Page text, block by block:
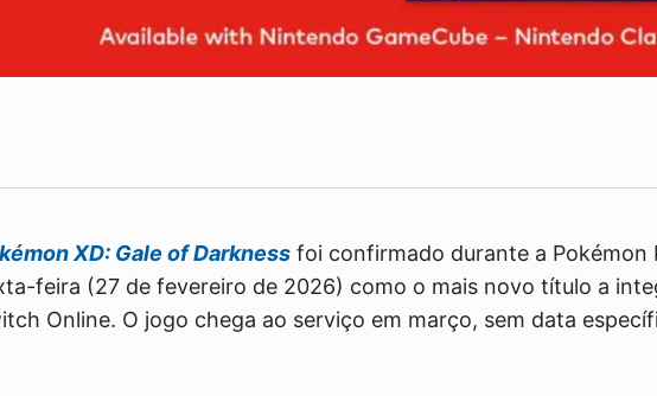
XD: Gale of Darkness foi confirmado durante a Pokémon
feira (27 de fevereiro de 2026) como o mais novo título a
Online. O jogo chega ao serviço em março, sem data